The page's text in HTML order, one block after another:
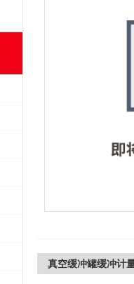
真空缓冲罐缓冲计